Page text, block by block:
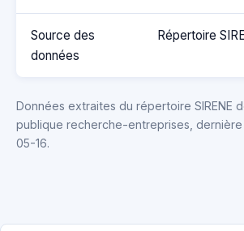
Source des
données
Répertoire
Données extraites du répertoire SIRENE
publique recherche-entreprises, dernière
05-16.